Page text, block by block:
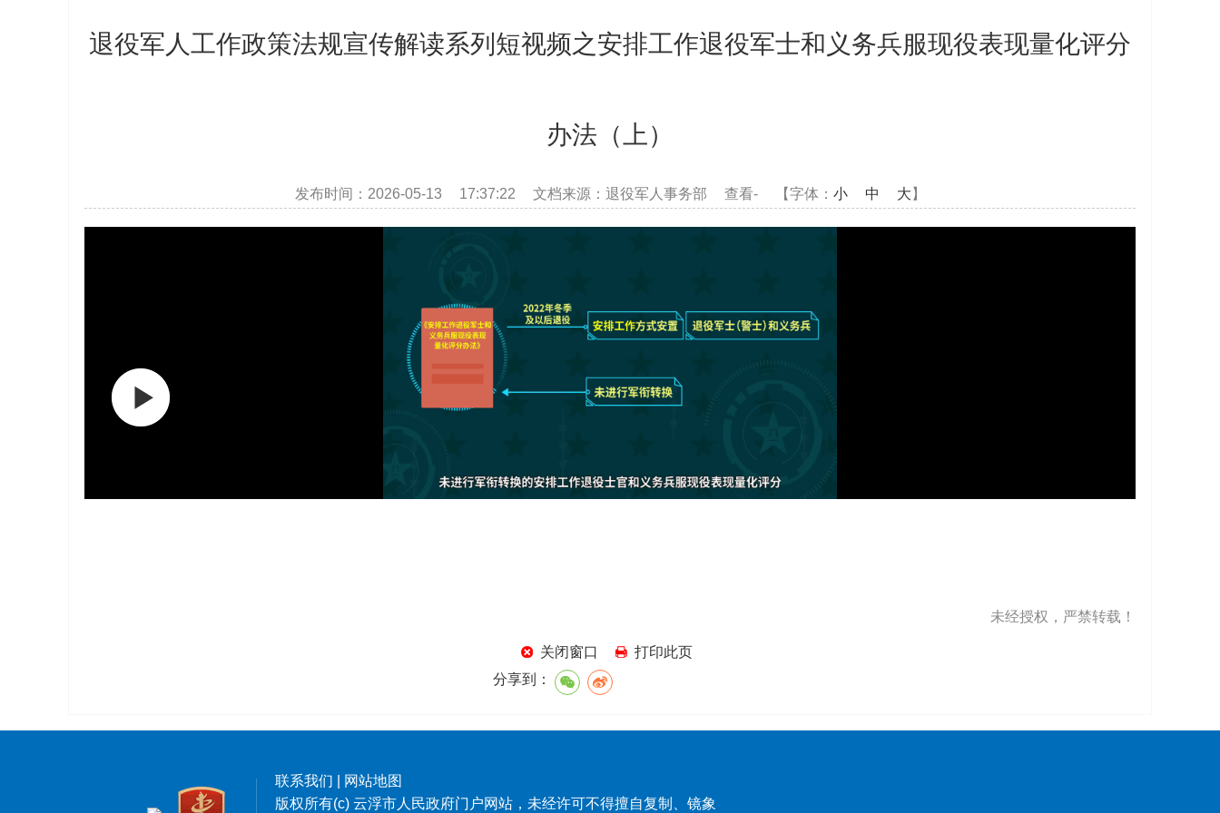
退役军人工作政策法规宣传解读系列短视频之安排工作退役军士和义务兵服现役表现量化评分
办法（上）
发布时间：2026-05-13 17:37:22 文档来源：退役军人事务部 查看-【字体： 小 中 大 】
未经授权，严禁转载！
关闭窗口
打印此页
分享到：
联系我们
网站地图
版权所有(c) 云浮市人民政府门户网站，未经许可不得擅自复制、镜象